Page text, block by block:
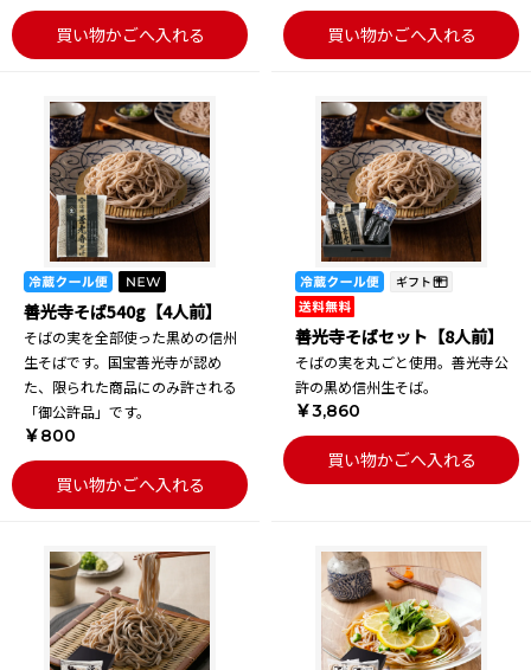
買い物かごへ入れる 買い物かごへ入れる
善光寺そば540g【4人前】
そばの実を全部使った黒めの信州
生そばです。国宝善光寺が認め
た、限られた商品にのみ許される
「御公許品」です。
￥800
買い物かごへ入れる
善光寺そばセット【8人前】
そばの実を丸ごと使用。善光寺公
許の黒め信州生そば。
￥3,860
買い物かごへ入れる